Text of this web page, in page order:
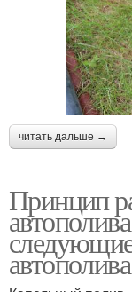
читать дальше →
Принцип